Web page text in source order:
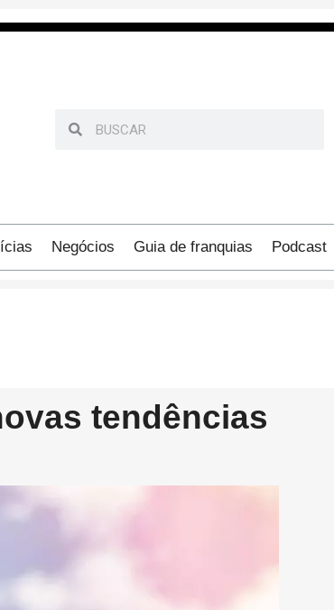
Negócios Guia de franquias Podcast
tendências